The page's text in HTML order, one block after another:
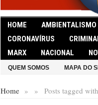
HOME AMBIENTALISMO
CORONAVÍRUS
MARX
NACIONAL
QUEM SOMOS MAPA DO
Home » Posts tagged with
»